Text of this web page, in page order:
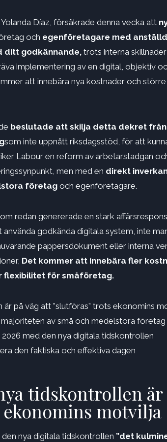
Díaz, försäkrade denna vecka att
och egenföretagare med
ditt godkännande,trots interna
implementering av en digital, objektiv
att innebära nya kostnader och
beslutade att skilja detta dekret
som inte uppnått riksdagsstöd, för att
Labour en reform av arbetarstadgan
men med en direkt
företag och egenföretagare.
redan genererade en stark
godkända digitala system, inte
pappersdokument eller interna
Det kommer att innebära fler
flexibilitet för småföretag.
på väg att ”slutföras” trots ekonomins
av små och medelstora företag
med den nya digitala tidskontrollen
den faktiska och effektiva dagen
tidskontrollen är
motvilja
nya digitala tidskontrollen ”det